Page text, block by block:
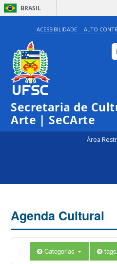
BRASIL
ACESSIBILIDADE ALTO
Secretaria de
Arte | SeCArte
Área
Agenda Cultural
Categorias tags
0:00
1:00
5:00